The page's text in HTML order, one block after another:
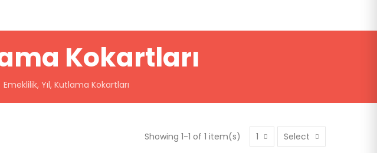
Kokartları
Emeklilik, Yıl, Kutlama Kokartları
Showing 1-1 of 1 item(s) 1 Select